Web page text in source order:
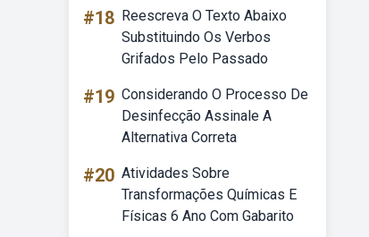
#18 Reescreva O Texto Abaixo
Substituindo Os Verbos
Grifados Pelo Passado
#19 Considerando O Processo De
Desinfecção Assinale A
Alternativa Correta
#20 Atividades Sobre
Transformações Químicas E
Físicas 6 Ano Com Gabarito